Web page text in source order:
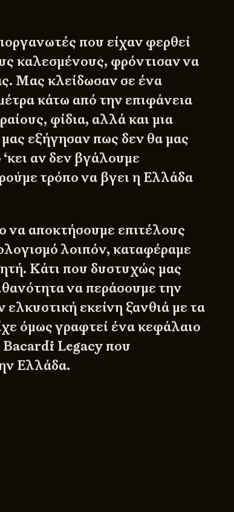
που είχαν φερθεί
καλεσμένους, φρόντισαν να
Μας κλείδωσαν σε ένα
κάτω από την επιφάνεια
φίδια, αλλά και μια
εξήγησαν πως δεν θα μας
αν δεν βγάλουμε
τρόπο να βγει η Ελλάδα
να αποκτήσουμε επιτέλους
λοιπόν, καταφέραμε
Κάτι που δυστυχώς μας
να περάσουμε την
εκείνη ξανθιά με τα
όμως γραφτεί ένα κεφάλαιο
Bacardi Legacy που
Ελλάδα.